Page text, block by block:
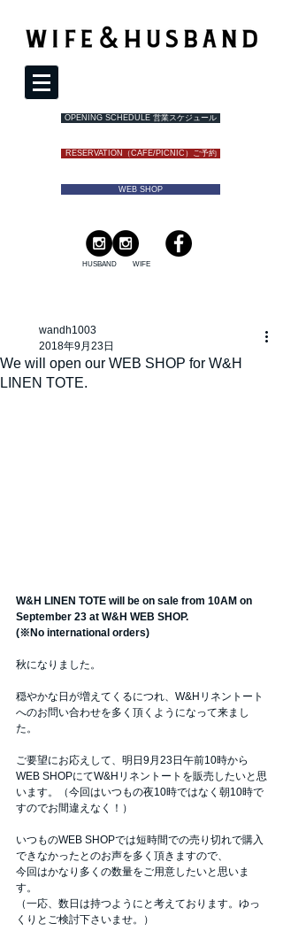
OPENING SCHEDULE 営業スケジュール
RESERVATION（CAFE/PICNIC）ご予約
WEB SHOP
HUSBAND WIFE
We will open our WEB SHOP for W&H
LINEN TOTE.
wandh1003
2018年9月23日
W&H LINEN TOTE will be on sale from 10AM on
September 23 at W&H WEB SHOP.
(※No international orders)
秋になりました。
穏やかな日が増えてくるにつれ、W&Hリネントート
へのお問い合わせを多く頂くようになって来まし
た。
ご要望にお応えして、明日9月23日午前10時から
WEB SHOPにてW&Hリネントートを販売したいと思
います。（今回はいつもの夜10時ではなく朝10時で
すのでお間違えなく！）
いつものWEB SHOPでは短時間での売り切れで購入
できなかったとのお声を多く頂きますので、
今回はかなり多くの数量をご用意したいと思いま
す。
（一応、数日は持つようにと考えております。ゆっ
くりとご検討下さいませ。）